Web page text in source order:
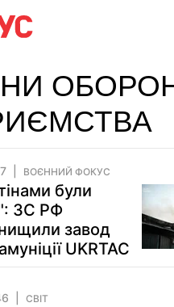
ВОЄННИЙ ФОКУС
були
ЗС РФ
завод
UKRTAC
СВІТ